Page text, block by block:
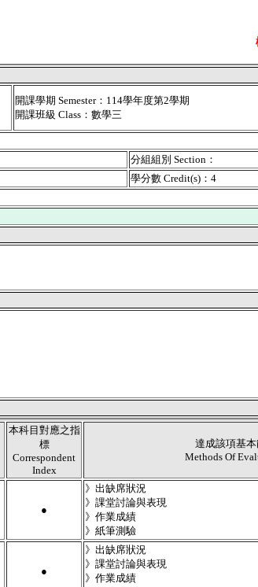
開課學期 Semester：114學年度第2學期
開課班級 Class：數學三
分組組別 Section：
學分數 Credit(s)：4
本科目對應之指
標
Correspondent
Index
達成該項基
Methods Of
●
》出缺席狀況
》課堂討論與表現
》作業成績
》紙筆測驗
●
》出缺席狀況
》課堂討論與表現
》作業成績